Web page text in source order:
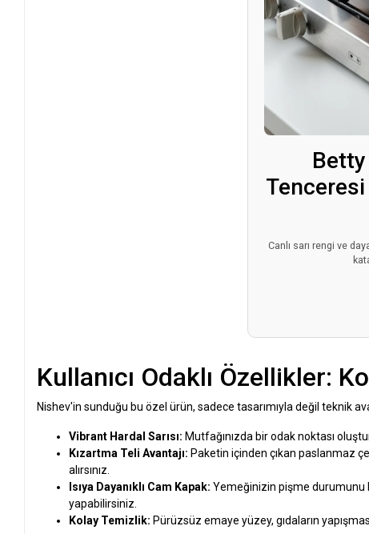
Tenceresi
Canlı sarı rengi ve
Kullanıcı Odaklı Özellikler:
Nishev'in sunduğu bu özel ürün, sadece tasarımıyla değil teknik
Vibrant Hardal Sarısı: Mutfağınızda bir odak noktası
Kızartma Teli Avantajı: Paketin içinden çıkan paslanmaz
alırsınız.
Isıya Dayanıklı Cam Kapak: Yemeğinizin pişme durumunu
yapabilirsiniz.
Kolay Temizlik: Pürüzsüz emaye yüzey, gıdaların